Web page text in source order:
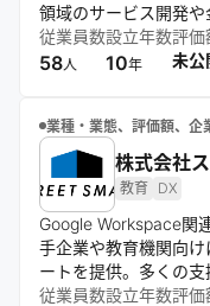
領域のサービス開発
域ではファンコミュニ
ングと開発を組み合わ
従業員数
58人
設立年数
10年
評価
未公
業種・業態、評価額、企
株式会社
教育 DX
Google Workspace関
手企業や教育機関向
ートを提供。多くの
化を推進。テクノロジ
従業員数設立年数評価